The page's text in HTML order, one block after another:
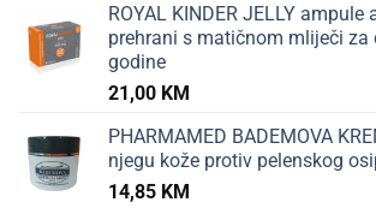
ROYAL KINDER JELLY ampule
prehrani s matičnom mliječi za
godine
21,00 KM
PHARMAMED BADEMOVA
njegu kože protiv pelenskog
14,85 KM